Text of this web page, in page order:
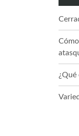
¿Qué